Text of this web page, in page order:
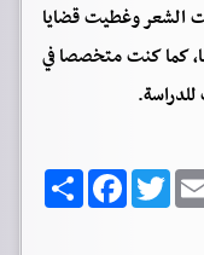
الشعر وغطيت قضايا
كما كنت متخصصا في
ا
ن
ش
F
a
c
T
w
i